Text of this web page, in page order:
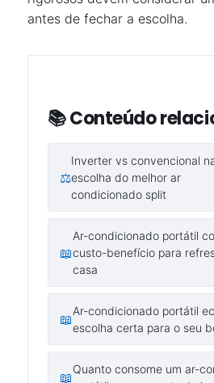
antes de fechar a escolha.
📚 Conteúdo
⚖️
Inverter vs convencional
escolha do melhor ar
condicionado split
📖
Ar-condicionado portátil
custo-benefício para
casa
📖
Ar-condicionado portátil
escolha certa para o seu
📖
Quanto consome um ar-